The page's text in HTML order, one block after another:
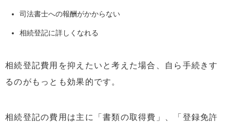
司法書士への報酬がかからない
相続登記に詳しくなれる
相続登記費用を抑えたいと考えた場合、自ら手続きす
るのがもっとも効果的です。
相続登記の費用は主に「書類の取得費」、「登録免許